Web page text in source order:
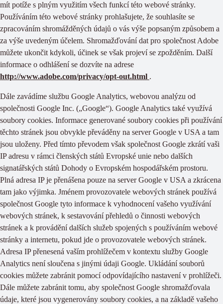
mít potíže s plným využitím všech funkcí této webové stránky.
Používáním této webové stránky prohlašujete, že souhlasíte se
zpracováním shromážděných údajů o vás výše popsaným způsobem a
za výše uvedeným účelem. Shromažďování dat pro společnost Adobe
můžete ukončit kdykoli, účinek se však projeví se zpožděním. Další
informace o odhlášení se dozvíte na adrese
http://www.adobe.com/privacy/opt-out.html .
Dále zavádíme službu Google Analytics, webovou analýzu od
společnosti Google Inc. („Google“). Google Analytics také využívá
soubory cookies. Informace generované soubory cookies při používání
těchto stránek jsou obvykle převáděny na server Google v USA a tam
jsou uloženy. Před tímto převodem však společnost Google zkrátí vaši
IP adresu v rámci členských států Evropské unie nebo dalších
signatářských států Dohody o Evropském hospodářském prostoru.
Plná adresa IP je přenášena pouze na server Google v USA a zkrácena
tam jako výjimka. Jménem provozovatele webových stránek používá
společnost Google tyto informace k vyhodnocení vašeho využívání
webových stránek, k sestavování přehledů o činnosti webových
stránek a k provádění dalších služeb spojených s používáním webové
stránky a internetu, pokud jde o provozovatele webových stránek.
Adresa IP přenesená vaším prohlížečem v kontextu služby Google
Analytics není sloučena s jinými údaji Google. Ukládání souborů
cookies můžete zabránit pomocí odpovídajícího nastavení v prohlížeči.
Dále můžete zabránit tomu, aby společnost Google shromažďovala
údaje, které jsou vygenerovány soubory cookies, a na základě vašeho